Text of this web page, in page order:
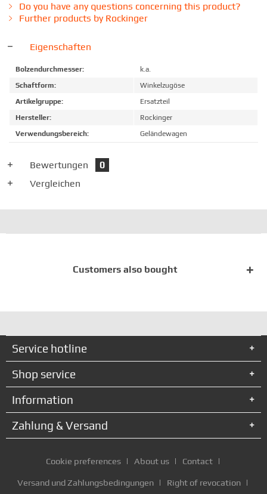
Do you have any questions concerning this product?
Further products by Rockinger
Eigenschaften
Bolzendurchmesser:
k.a.
Schaftform:
Winkelzugöse
Artikelgruppe:
Ersatzteil
Hersteller:
Rockinger
Verwendungsbereich:
Geländewagen
Bewertungen
0
Vergleichen
Customers also bought
Service hotline
Shop service
Information
Zahlung & Versand
Cookie preferences About us Contact
Versand und Zahlungsbedingungen Right of revocation